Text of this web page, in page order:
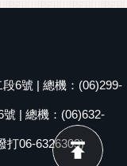
6號 | 總機：(06)299-
| 總機：(06)632-
打06-6326303)